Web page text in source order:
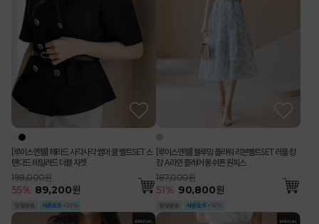
[루이스엔젤] 헤라드 사각사각 썸머 쿨 벨트SET 스
탠다드 테일러드 더블 자켓
198,000원
55% 89,200원
[루이스엔젤] 블루밍 플라워 리본벨트SET 러플 캉
캉 A라인 플레어 롱 쉬폰 원피스
187,000원
51% 90,800원